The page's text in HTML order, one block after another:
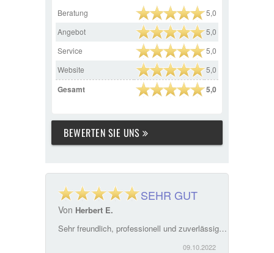
Beratung
5,0
Angebot
5,0
Service
5,0
Website
5,0
Gesamt 5,0
BEWERTEN SIE UNS
SEHR GUT
Von Herbert E.
Sehr freundlich, professionell und zuverlässig. Frau Sparrer hat für uns das bestmögliche passende Mietobjekt gefunden. Wir sind mehr als zufrieden. Überaus Kompetente Beratung, kurze Reaktionszeiten, unkomplizierte Abwicklung. Immobilien Sparrer ist mit Nachdruck zu empfehlen!\"
09.10.2022